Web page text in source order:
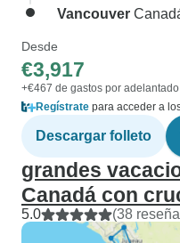
Vancouver
Desde
€3,917
+€467 de gastos por adelantado
Regístrate para acceder a
Descargar folleto
grandes
Canadá con
5.0 (38